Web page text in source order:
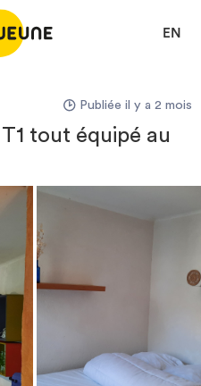
EN
Publiée il y a 2 mois
tout équipé au